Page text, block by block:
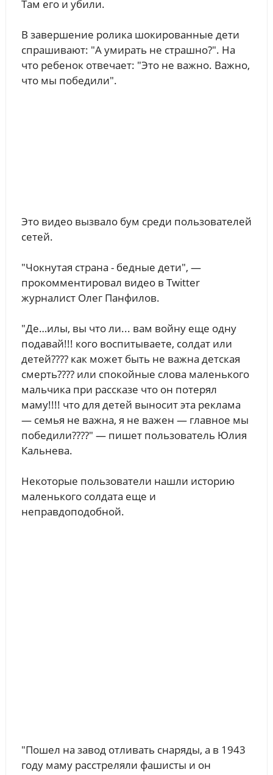
Там его и убили.
В завершение ролика шокированные дети
спрашивают: "А умирать не страшно?". На
что ребенок отвечает: "Это не важно. Важно,
что мы победили".
Это видео вызвало бум среди пользователей
сетей.
"Чокнутая страна - бедные дети", —
прокомментировал видео в Twitter
журналист Олег Панфилов.
"Де…илы, вы что ли... вам войну еще одну
подавай!!! кого воспитываете, солдат или
детей???? как может быть не важна детская
смерть???? или спокойные слова маленького
мальчика при рассказе что он потерял
маму!!!! что для детей выносит эта реклама
— семья не важна, я не важен — главное мы
победили????" — пишет пользователь Юлия
Кальнева.
Некоторые пользователи нашли историю
маленького солдата еще и
неправдоподобной.
"Пошел на завод отливать снаряды, а в 1943
году маму расстреляли фашисты и он